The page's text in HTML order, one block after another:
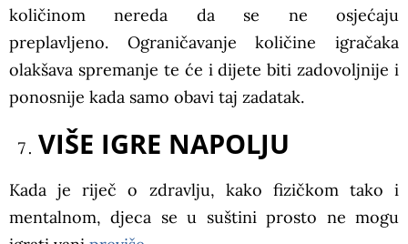
količinom nereda da se ne osjećaju
preplavljeno. Ograničavanje količine igračaka
olakšava spremanje te će i dijete biti zadovoljnije i
ponosnije kada samo obavi taj zadatak.
VIŠE IGRE NAPOLJU
Kada je riječ o zdravlju, kako fizičkom tako i
mentalnom, djeca se u suštini prosto ne mogu